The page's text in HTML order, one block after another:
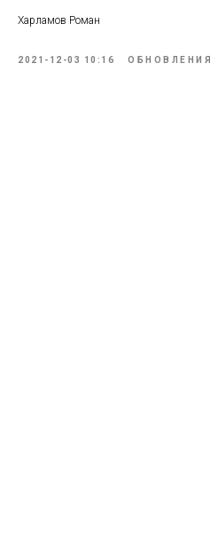
Харламов Роман
2021-12-03 10:16 ОБНОВЛЕНИЯ